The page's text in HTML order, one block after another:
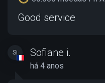
Good service
Si Sofiane i.
há 4 anos